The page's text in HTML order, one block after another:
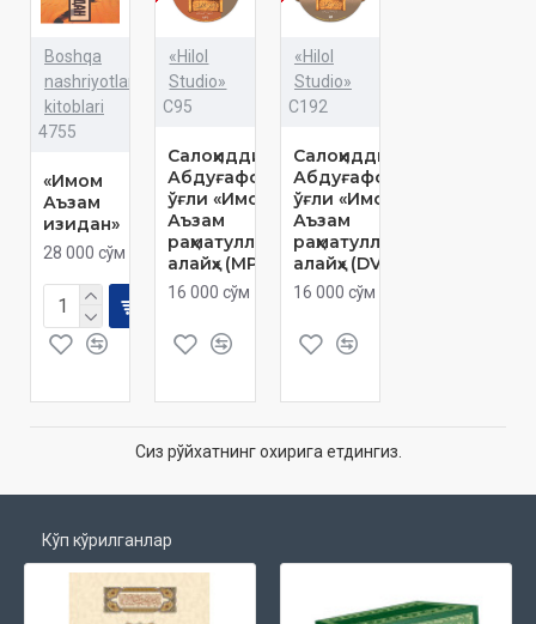
Boshqa
nashriyotlar
kitoblari
4755
«Имом
Аъзам
изидан»
28 000 сўм
«Hilol
Studio»
C95
Салоҳиддин
Абдуғаффор
ўғли «Имоми
Аъзам
раҳматуллоҳи
алайҳ» (МР3)
16 000 сўм
«Hilol
Studio»
C192
Салоҳиддин
Абдуғаффор
ўғли «Имоми
Аъзам
раҳматуллоҳи
алайҳ» (DVD)
16 000 сўм
Сиз рўйхатнинг охирига етдингиз.
Кўп кўрилганлар